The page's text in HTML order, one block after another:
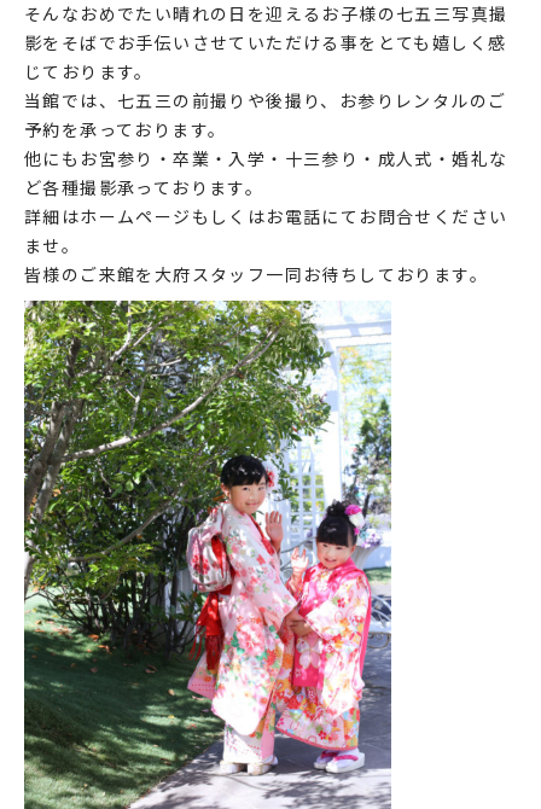
そんなおめでたい晴れの日を迎えるお子様の七五三写真撮
影をそばでお手伝いさせていただける事をとても嬉しく感
じております。
当館では、七五三の前撮りや後撮り、お参りレンタルのご
予約を承っております。
他にもお宮参り・卒業・入学・十三参り・成人式・婚礼な
ど各種撮影承っております。
詳細はホームページもしくはお電話にてお問合せください
ませ。
皆様のご来館を大府スタッフ一同お待ちしております。